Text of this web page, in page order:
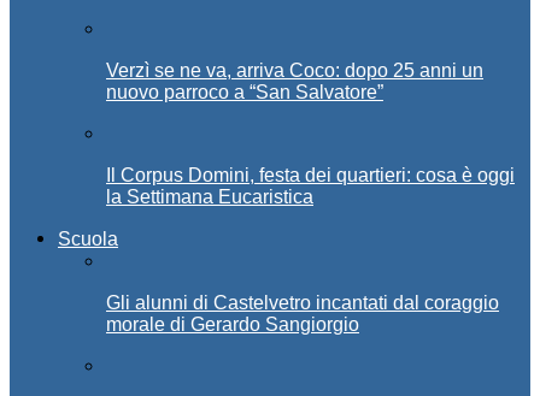
Verzì se ne va, arriva Coco: dopo 25 anni un
nuovo parroco a “San Salvatore”
Il Corpus Domini, festa dei quartieri: cosa è oggi
la Settimana Eucaristica
Scuola
Gli alunni di Castelvetro incantati dal coraggio
morale di Gerardo Sangiorgio